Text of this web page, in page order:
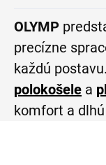
OLYMP
precízne
každú
polokošele a
komfort a